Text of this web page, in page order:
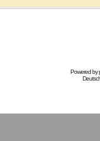
Powered by